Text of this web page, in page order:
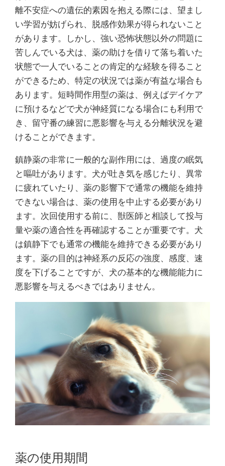
離不安症への遺伝的素因を抱える際には、望まし
い学習が妨げられ、脱感作効果が得られないこと
があります。しかし、強い恐怖状態以外の問題に
苦しんでいる犬は、薬の助けを借りて落ち着いた
状態で一人でいることの肯定的な経験を得ること
ができるため、特定の状況では薬が有益な場合も
あります。短時間作用型の薬は、例えばデイケア
に預けるなどで犬が神経質になる場合にも利用で
き、留守番の練習に悪影響を与える分離状況を避
けることができます。
鎮静薬の非常に一般的な副作用には、過度の眠気
と嘔吐があります。犬が吐き気を感じたり、異常
に疲れていたり、薬の影響下で通常の機能を維持
できない場合は、薬の使用を中止する必要があり
ます。次回使用する前に、獣医師と相談して投与
量や薬の適合性を再確認することが重要です。犬
は鎮静下でも通常の機能を維持できる必要があり
ます。薬の目的は神経系の反応の強度、感度、速
度を下げることですが、犬の基本的な機能能力に
悪影響を与えるべきではありません。
薬の使用期間